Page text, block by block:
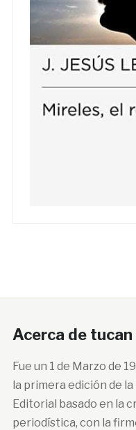
Acerca de tucan
Fue un 1 de Marzo de
la primera edición de
Editorial basado en la
periodística, con la